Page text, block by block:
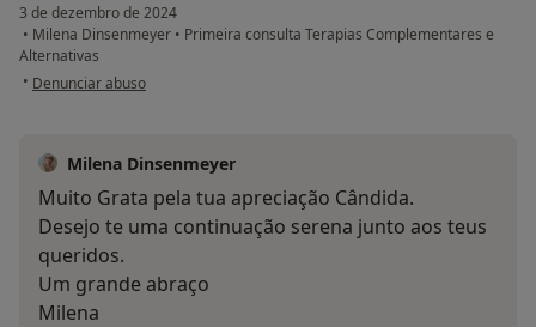
3 de dezembro de 2024
• Milena Dinsenmeyer • Primeira consulta Terapias Complementares e
Alternativas
• na opinião do utilizador Cândida
Denunciar abuso
Milena Dinsenmeyer
Muito Grata pela tua apreciação Cândida.
Desejo te uma continuação serena junto aos teus
queridos.
Um grande abraço
Milena